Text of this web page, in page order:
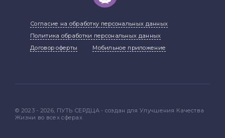
Согласие на обработку персональных данных
Политика обработки персональных данных
Договор оферты
Мобильное приложение
© 2023 - 2026, ПУТЬ СЕРДЦА - создан для Улучшения Качества
Жизни во всех сферах